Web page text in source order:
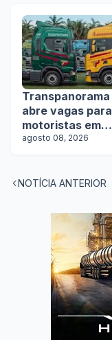
Transpanorama
abre vagas para
motoristas em
operação com
agosto 08, 2026
NOTÍCIA ANTERIOR